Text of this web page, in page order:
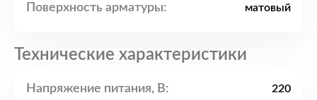
Поверхность арматуры: матовый
Технические характеристики
Напряжение питания, В: 220